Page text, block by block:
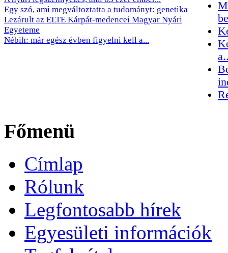
Egy szó, ami megváltoztatta a tudományt: genetika
Lezárult az ELTE Kárpát-medencei Magyar Nyári
Egyeteme
Nébih: már egész évben figyelni kell a...
Főmenü
Címlap
Rólunk
Legfontosabb hírek
Egyesületi információk